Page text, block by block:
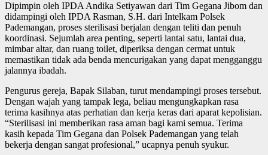
Dipimpin oleh IPDA Andika Setiyawan dari Tim Gegana Jibom dan
didampingi oleh IPDA Rasman, S.H. dari Intelkam Polsek
Pademangan, proses sterilisasi berjalan dengan teliti dan penuh
koordinasi. Sejumlah area penting, seperti lantai satu, lantai dua,
mimbar altar, dan ruang toilet, diperiksa dengan cermat untuk
memastikan tidak ada benda mencurigakan yang dapat mengganggu
jalannya ibadah.
Pengurus gereja, Bapak Silaban, turut mendampingi proses tersebut.
Dengan wajah yang tampak lega, beliau mengungkapkan rasa
terima kasihnya atas perhatian dan kerja keras dari aparat kepolisian.
“Sterilisasi ini memberikan rasa aman bagi kami semua. Terima
kasih kepada Tim Gegana dan Polsek Pademangan yang telah
bekerja dengan sangat profesional,” ucapnya penuh syukur.